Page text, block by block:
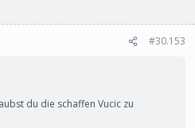
#30.153
du die schaffen Vucic zu